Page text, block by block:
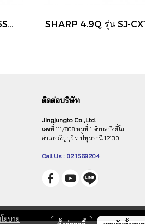
ติดต่อบริษัท
Jingjungto Co.,Ltd.
เลขที่ 111/808 หมู่ที่ 1 ตำบลบึงยี่โถ
อำเภอธัญบุรี จ.ปทุมธานี 12130
Call Us : 02 1569204
ยบาย